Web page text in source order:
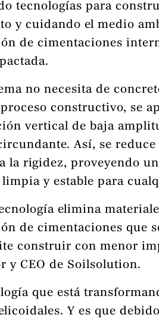
tecnologías para
y cuidando el medio
de cimentaciones
no necesita de
constructivo, se
vertical de baja
Así, se
la rigidez, proveyendo
y estable para
elimina
de cimentaciones que
construir con menor
y CEO de Soilsolution.
que está
Y es que